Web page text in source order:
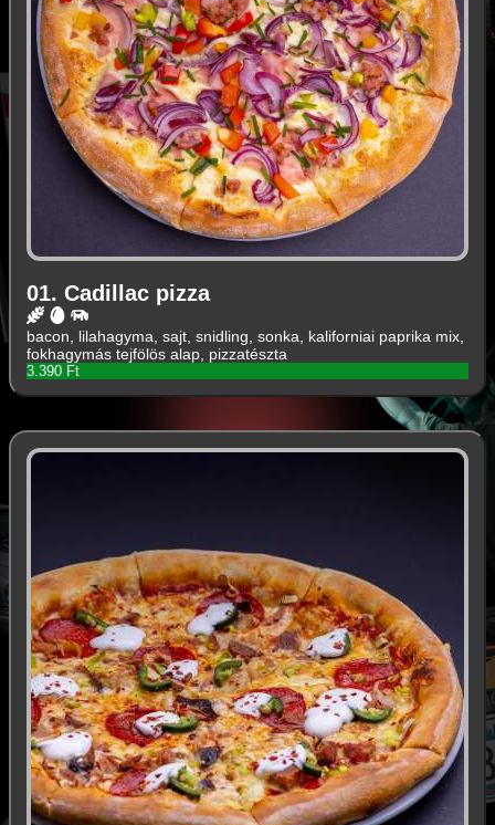
01. Cadillac pizza
bacon, lilahagyma, sajt, snidling, sonka, kaliforniai paprika mix,
fokhagymás tejfölös alap, pizzatészta
3.390 Ft